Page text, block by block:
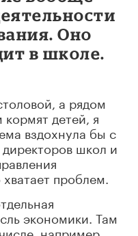
Оно
в школе.
а рядом
детей, я
вздохнула бы с
школ и
проблем.
экономики. Там
например,